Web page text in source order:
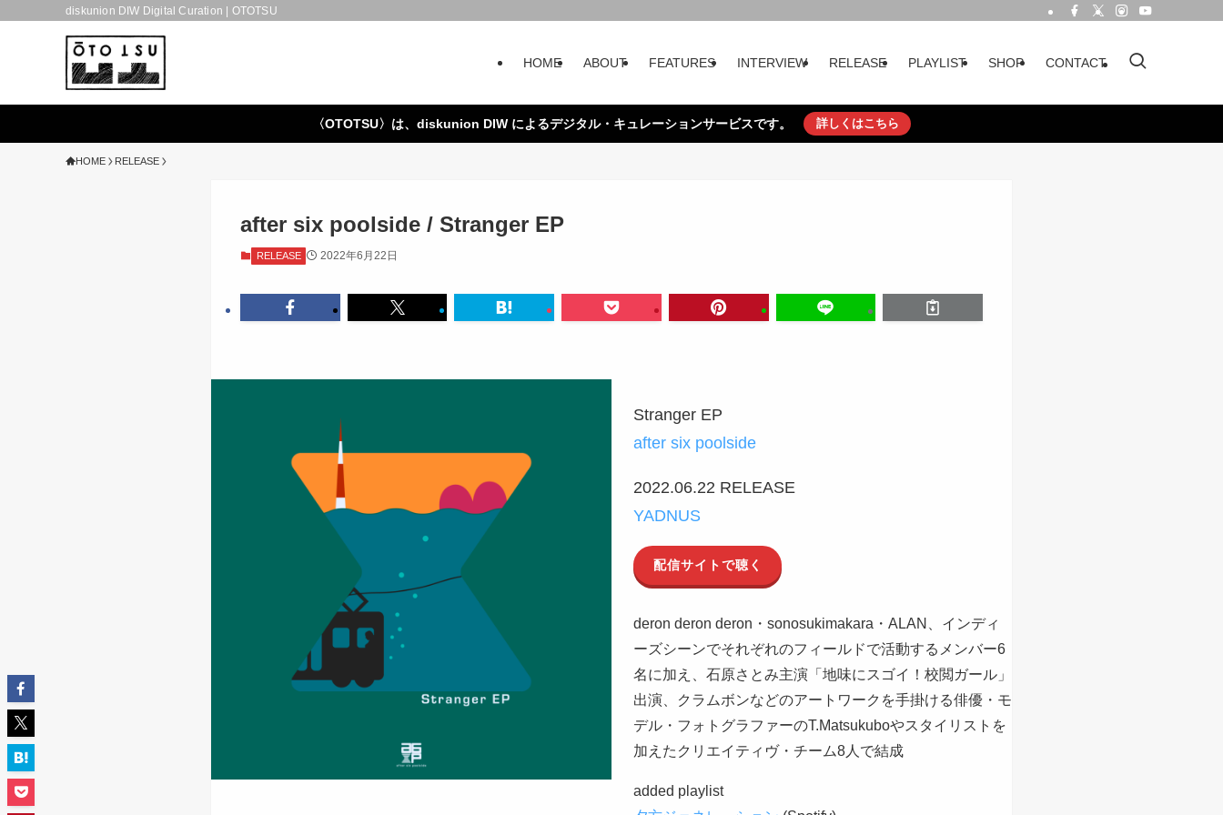
diskunion DIW Digital Curation | OTOTSU
HOME ABOUT FEATURES INTERVIEW RELEASE PLAYLIST SHOP CONTACT
〈OTOTSU〉は、diskunion DIW によるデジタル・キュレーションサービスです。 詳しくはこちら
HOME RELEASE
after six poolside / Stranger EP
RELEASE 2022年6月22日
Stranger EP
after six poolside
2022.06.22 RELEASE
YADNUS
配信サイトで聴く
deron deron deron・sonosukimakara・ALAN、インディ
ーズシーンでそれぞれのフィールドで活動するメンバー6
名に加え、石原さとみ主演「地味にスゴイ！校閲ガール」
出演、クラムボンなどのアートワークを手掛ける俳優・モ
デル・フォトグラファーのT.Matsukuboやスタイリストを
加えたクリエイティヴ・チーム8人で結成
added playlist